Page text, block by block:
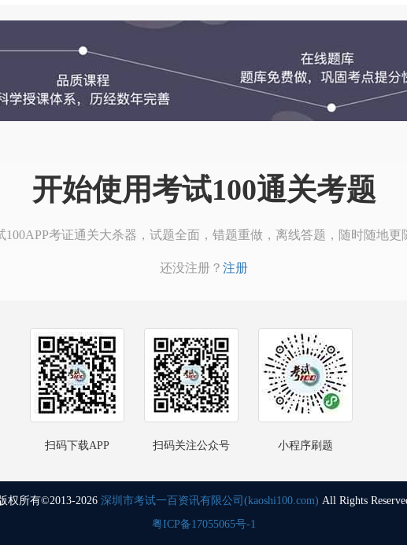
开始使用考试100通关考题
100APP考证通关大杀器，试题全面，错题重做，离线答题，随时随地更
还没注册？ 注册
扫码下载APP 扫码关注公众号 小程序刷题
权所有©2013-2026 深圳市考试一百资讯有限公司(kaoshi100.com) All Rights
粤ICP备17055065号-1